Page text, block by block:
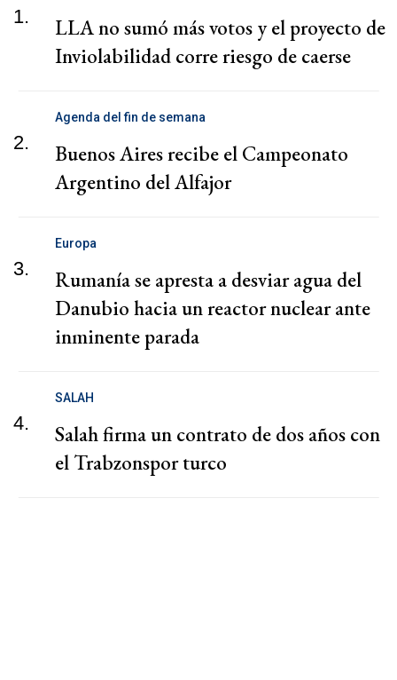
1.
LLA no sumó más votos y el proyecto de
Inviolabilidad corre riesgo de caerse
2.
Agenda del fin de semana
Buenos Aires recibe el Campeonato
Argentino del Alfajor
3.
Europa
Rumanía se apresta a desviar agua del
Danubio hacia un reactor nuclear ante
inminente parada
4.
SALAH
Salah firma un contrato de dos años con
el Trabzonspor turco